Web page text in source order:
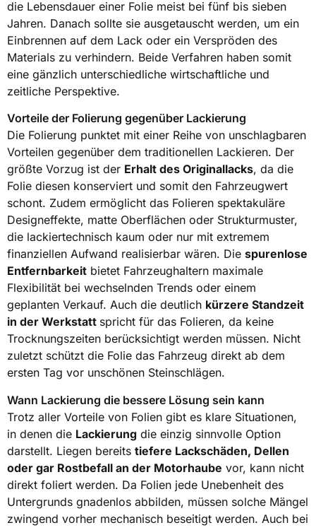
die Lebensdauer einer Folie meist bei fünf bis sieben
Jahren. Danach sollte sie ausgetauscht werden, um ein
Einbrennen auf dem Lack oder ein Verspröden des
Materials zu verhindern. Beide Verfahren haben somit
eine gänzlich unterschiedliche wirtschaftliche und
zeitliche Perspektive.
Vorteile der Folierung gegenüber Lackierung
Die Folierung punktet mit einer Reihe von unschlagbaren
Vorteilen gegenüber dem traditionellen Lackieren. Der
größte Vorzug ist der Erhalt des Originallacks, da die
Folie diesen konserviert und somit den Fahrzeugwert
schont. Zudem ermöglicht das Folieren spektakuläre
Designeffekte, matte Oberflächen oder Strukturmuster,
die lackiertechnisch kaum oder nur mit extremem
finanziellen Aufwand realisierbar wären. Die spurenlose
Entfernbarkeit bietet Fahrzeughaltern maximale
Flexibilität bei wechselnden Trends oder einem
geplanten Verkauf. Auch die deutlich kürzere Standzeit
in der Werkstatt spricht für das Folieren, da keine
Trocknungszeiten berücksichtigt werden müssen. Nicht
zuletzt schützt die Folie das Fahrzeug direkt ab dem
ersten Tag vor unschönen Steinschlägen.
Wann Lackierung die bessere Lösung sein kann
Trotz aller Vorteile von Folien gibt es klare Situationen,
in denen die Lackierung die einzig sinnvolle Option
darstellt. Liegen bereits tiefere Lackschäden, Dellen
oder gar Rostbefall an der Motorhaube vor, kann nicht
direkt foliert werden. Da Folien jede Unebenheit des
Untergrunds gnadenlos abbilden, müssen solche Mängel
zwingend vorher mechanisch beseitigt werden. Auch bei